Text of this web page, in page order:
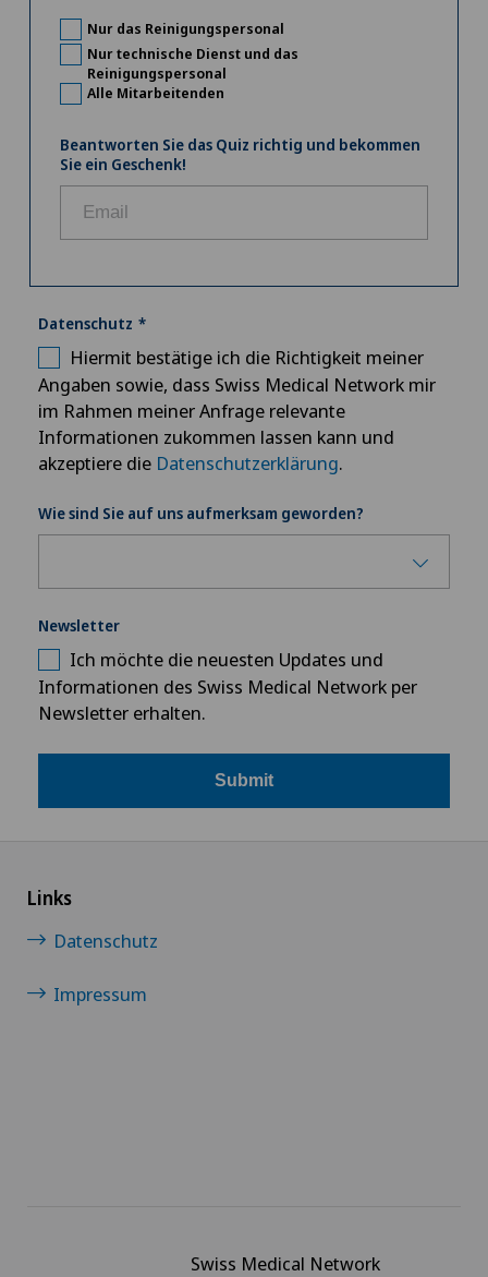
Nur das Reinigungspersonal
Nur technische Dienst und das
Reinigungspersonal
Alle Mitarbeitenden
Beantworten Sie das Quiz richtig und bekommen
Sie ein Geschenk!
Datenschutz
Hiermit bestätige ich die Richtigkeit meiner
Angaben sowie, dass Swiss Medical Network mir
im Rahmen meiner Anfrage relevante
Informationen zukommen lassen kann und
akzeptiere die Datenschutzerklärung.
Wie sind Sie auf uns aufmerksam geworden?
Newsletter
Ich möchte die neuesten Updates und
Informationen des Swiss Medical Network per
Newsletter erhalten.
Submit
Links
Datenschutz
Impressum
Swiss Medical Network